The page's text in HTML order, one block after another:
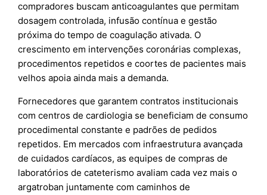
compradores buscam anticoagulantes que permitam
dosagem controlada, infusão contínua e gestão
próxima do tempo de coagulação ativada. O
crescimento em intervenções coronárias complexas,
procedimentos repetidos e coortes de pacientes mais
velhos apoia ainda mais a demanda.
Fornecedores que garantem contratos institucionais
com centros de cardiologia se beneficiam de consumo
procedimental constante e padrões de pedidos
repetidos. Em mercados com infraestrutura avançada
de cuidados cardíacos, as equipes de compras de
laboratórios de cateterismo avaliam cada vez mais o
argatroban juntamente com caminhos de